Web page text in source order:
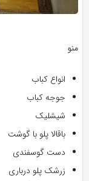
منو
انواع کباب
جوجه کباب
شیشلیک
باقالا پلو با گوشت
دست گوسفندی
زرشک پلو درباری